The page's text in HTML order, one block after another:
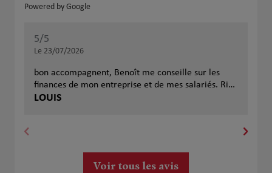
Powered by Google
5/5
Le 23/07/2026
bon accompagnent, Benoît me conseille sur les
finances de mon entreprise et de mes salariés. Rien
à redire, je recommande
LOUIS
Voir tous les avis